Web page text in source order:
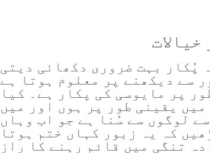
پُکار بہت ضروری دکھائی دیتی
سے دیکھنے پر معلوم ہوتا ہے
پر مایوسی کی پکار ہے۔ کیا
میں یقینی طور پر ہوں اور میں
لوگوں سے سُنا ہے جو اب وہاں
کہ یہ زبور کہاں ختم ہوتا
تنگی میں قائم رہنے کا راز